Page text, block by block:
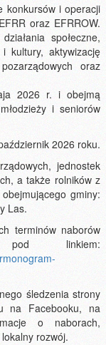
konkursów i operacji
oraz EFRROW.
społeczne,
kultury, aktywizację
oraz
2026 r. i obejmą
i seniorów
2026 roku.
jednostek
a także rolników z
gminy:
Las.
terminów naborów
linkiem:
śledzenia strony
na Facebooku, na
o naborach,
rozwój.